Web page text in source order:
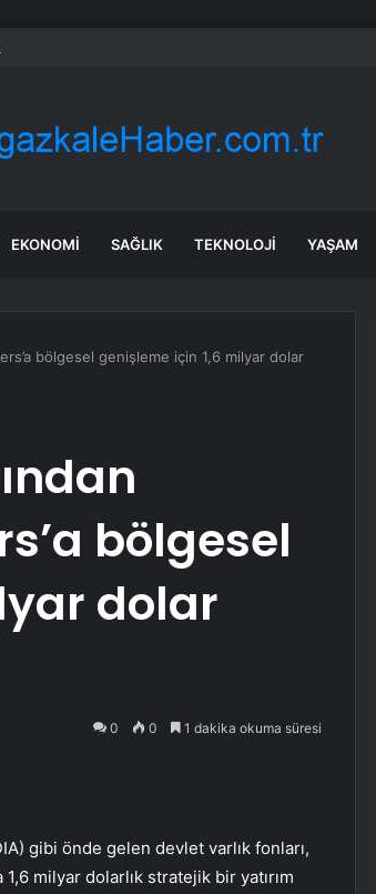
ticari sürücüleri ve 60 yaş üstü erkekleri
EKONOMI SAĞLIK TEKNOLOJI YAŞAM
bölgesel genişleme için 1,6 milyar dolar
bölgesel
dolar
0 0 1 dakika okuma süresi
gibi önde gelen devlet varlık fonları,
milyar dolarlık stratejik bir yatırım